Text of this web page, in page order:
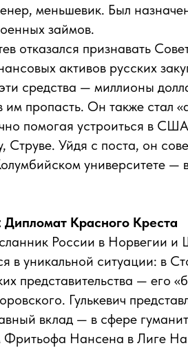
меньшевик. Был
займов.
отказался признавать
активов русских
средства — миллионы
им пропасть. Он также стал
помогая устроиться в
Струве. Уйдя с поста, он
университете —
Дипломат Красного Креста
России в Норвегии и
в уникальной ситуации: в
представительства — его
Гулькевич
вклад — в сфере
Нансена в Лиге